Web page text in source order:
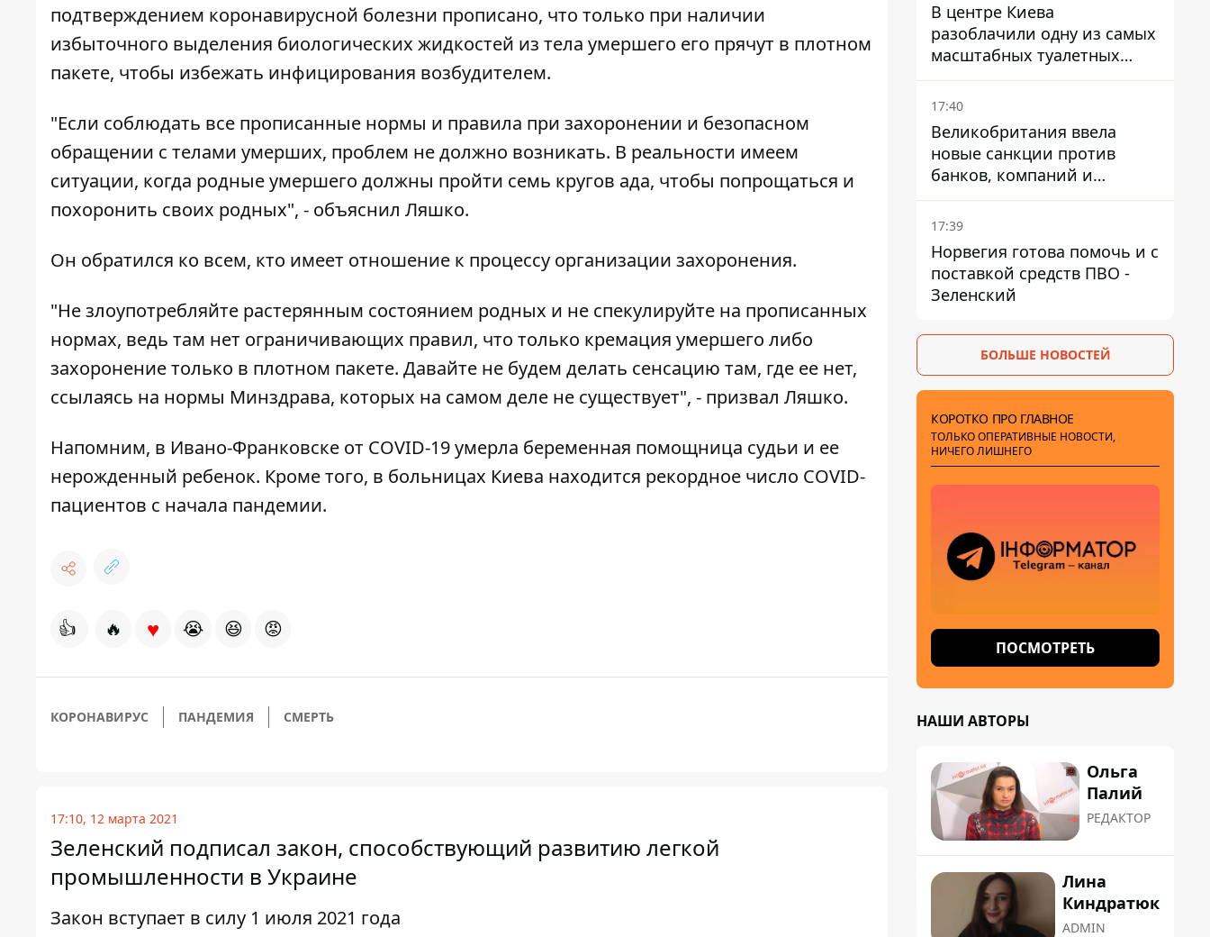
подтверждением коронавирусной болезни прописано, что только при наличии
избыточного выделения биологических жидкостей из тела умершего его прячут в плотном
пакете, чтобы избежать инфицирования возбудителем.
"Если соблюдать все прописанные нормы и правила при захоронении и безопасном
обращении с телами умерших, проблем не должно возникать. В реальности имеем
ситуации, когда родные умершего должны пройти семь кругов ада, чтобы попрощаться и
похоронить своих родных", - объяснил Ляшко.
Он обратился ко всем, кто имеет отношение к процессу организации захоронения.
"Не злоупотребляйте растерянным состоянием родных и не спекулируйте на прописанных
нормах, ведь там нет ограничивающих правил, что только кремация умершего либо
захоронение только в плотном пакете. Давайте не будем делать сенсацию там, где ее нет,
ссылаясь на нормы Минздрава, которых на самом деле не существует", - призвал Ляшко.
Напомним, в Ивано-Франковске от COVID-19умерла беременная помощница судьи и ее
нерожденный ребенок. Кроме того, в больницах Киева находится рекордное число COVID-
пациентов с начала пандемии.
👍 🔥 ♥ 😭 😆 😡
КОРОНАВИРУС ПАНДЕМИЯ СМЕРТЬ
17:10, 12 марта 2021
Зеленский подписал закон, способствующий развитию легкой
промышленности в Украине
Закон вступает в силу 1 июля 2021 года
В центре Киева
разоблачили одну из самых
масштабных туалетных
схем с фиктивным домом
17:40
Великобритания ввела
новые санкции против
банков, компаний и
танкеров РФ
17:39
Норвегия готова помочь и с
поставкой средств ПВО -
Зеленский
БОЛЬШЕ НОВОСТЕЙ
КОРОТКО ПРО ГЛАВНОЕ
ТОЛЬКО ОПЕРАТИВНЫЕ НОВОСТИ,
НИЧЕГО ЛИШНЕГО
ПОСМОТРЕТЬ
НАШИ АВТОРЫ
Ольга
Палий
РЕДАКТОР
Лина
Киндратюк
ADMIN